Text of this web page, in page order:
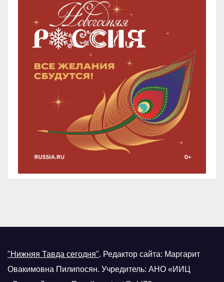
"Нижняя Тавда сегодня". Редактор сайта: Маргарит
Овакимовна Пилипосян. Учредитель: АНО «ИИЦ